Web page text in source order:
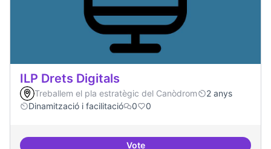
ILP Drets Digitals
Treballem el pla estratègic del Canòdrom
2 anys
Dinamització i facilitació
0 0
Vote